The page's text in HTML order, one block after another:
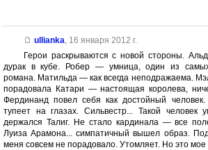
ullianka 16 января 2012 г.
Герои раскрываются с новой стороны.
дурак в кубе. Робер — умница, один из
романа. Матильда — как всегда неподражаема.
порадовала Катари — настоящая королева,
Фердинанд повел себя как достойный
тупеет на глазах. Сильвестр... Такой
держался Талиг. Не стало кардинала — все
Луиза Арамона... симпатичный вышел образ.
меня совсем не порадовало. Утомляет. Но это мое